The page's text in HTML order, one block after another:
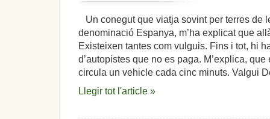
Un conegut que viatja sovint per terres de
denominació Espanya, m’ha explicat que
Existeixen tantes com vulguis. Fins i tot, hi
d’autopistes que no es paga. M’explica,
circula un vehicle cada cinc minuts. Valgui
Llegir tot l'article »